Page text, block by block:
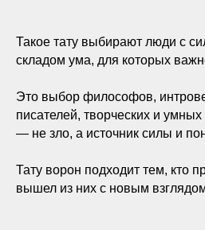
Такое тату выбирают люди с
складом ума, для которых
Это выбор философов,
писателей, творческих и
— не зло, а источник силы и
Тату ворон подходит тем, кто
вышел из них с новым
ПРАВИЛЬНО И
УДАЛИМ ТВОЕ ТАТУ
ТАТУАЖ В МОСКВЕ
РЕЗУЛЬТАТА*